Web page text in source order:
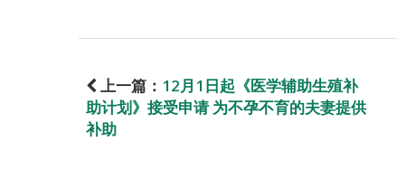
上一篇： 12月1日起《医学辅助生殖补
助计划》接受申请 为不孕不育的夫妻提供
补助